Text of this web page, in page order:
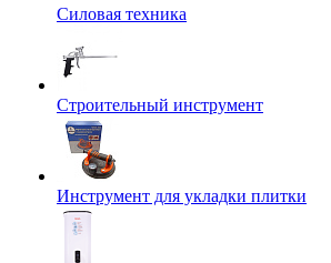
Силовая техника
Строительный инструмент
Инструмент для укладки плитки